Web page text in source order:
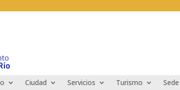
Ciudad Servicios Turismo